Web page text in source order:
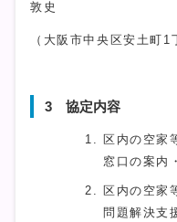
敦史
（大阪市中央区安土町
3 協定内容
区内の空家
窓口の案内
区内の空家
問題解決支